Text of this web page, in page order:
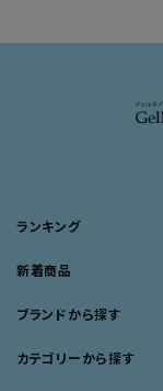
ランキング
新着商品
ブランドから探す
カテゴリーから探す